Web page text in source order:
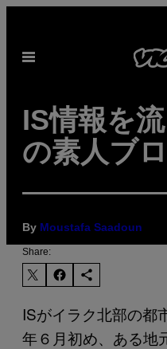
content
Open
IS情報を
の素人ブ
By Moustafa Saadoun
Share:
ISがイラク北部の都
年６月初め、ある地